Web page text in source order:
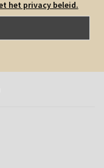
het privacy beleid.